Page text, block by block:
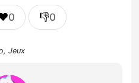
0 👎0
,Jeux